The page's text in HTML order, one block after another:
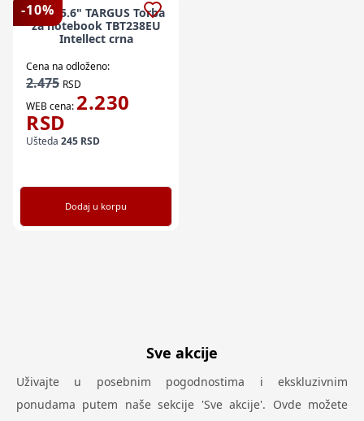
-10%
NBT 15.6" TARGUS Torba
za notebook TBT238EU
Intellect crna
Cena na odloženo:
2.475 RSD
WEB cena: 2.230
RSD
Ušteda 245 RSD
Dodaj u korpu
Sve akcije
Uživajte u posebnim pogodnostima i ekskluzivnim
ponudama putem naše sekcije 'Sve akcije'. Ovde možete